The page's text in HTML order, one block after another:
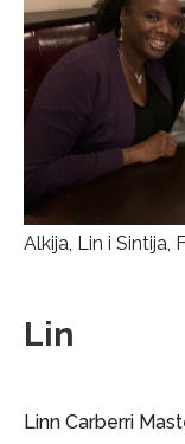
Alkija, Lin i Sintija,
Lin
Linn Carberri